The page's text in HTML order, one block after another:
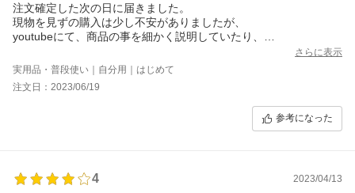
注文確定した次の日に届きました。
現物を見ずの購入は少し不安がありましたが、
youtubeにて、商品の事を細かく説明していたり、
他の時計との比較などもしていたのを見て、より安心して購入す
ることができました！
時計は頻繁に購入するものではないかもしれないですが、また購
入する際には、よろしくお願いいたします。
さらに表示
実用品・普段使い｜自分用｜はじめて
注文日：2023/06/19
参考になった
4
2023/04/13